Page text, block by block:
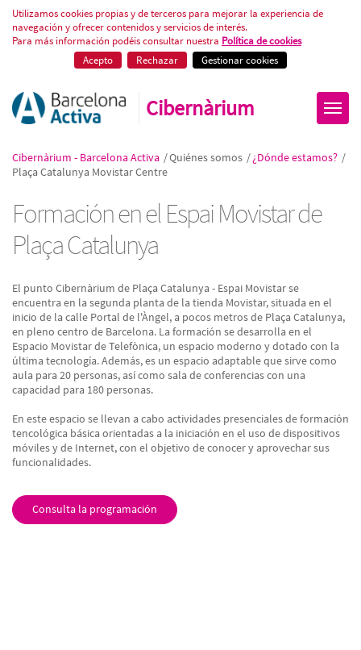
Formació tecnològica a Plaça
Utilizamos cookies propias y de terceros para mejorar la experiencia de
navegación y ofrecer contenidos y servicios de interés.
Para más información podéis consultar nuestra Política de cookies
Acepto
Rechazar Gestionar cookies
Cibernàrium
Cibernàrium - Barcelona Activa /Quiénes somos /¿Dónde estamos? /
Plaça Catalunya Movistar Centre
Formación en el Espai Movistar de
Plaça Catalunya
El punto Cibernàrium de Plaça Catalunya - Espai Movistar se
encuentra en la segunda planta de la tienda Movistar, situada en el
inicio de la calle Portal de l'Àngel, a pocos metros de Plaça Catalunya,
en pleno centro de Barcelona. La formación se desarrolla en el
Espacio Movistar de Telefònica, un espacio moderno y dotado con la
última tecnología. Además, es un espacio adaptable que sirve como
aula para 20 personas, así como sala de conferencias con una
capacidad para 180 personas.
En este espacio se llevan a cabo actividades presenciales de formación
tencológica básica orientadas a la iniciación en el uso de dispositivos
móviles y de Internet, con el objetivo de conocer y aprovechar sus
funcionalidades.
Consulta la programación